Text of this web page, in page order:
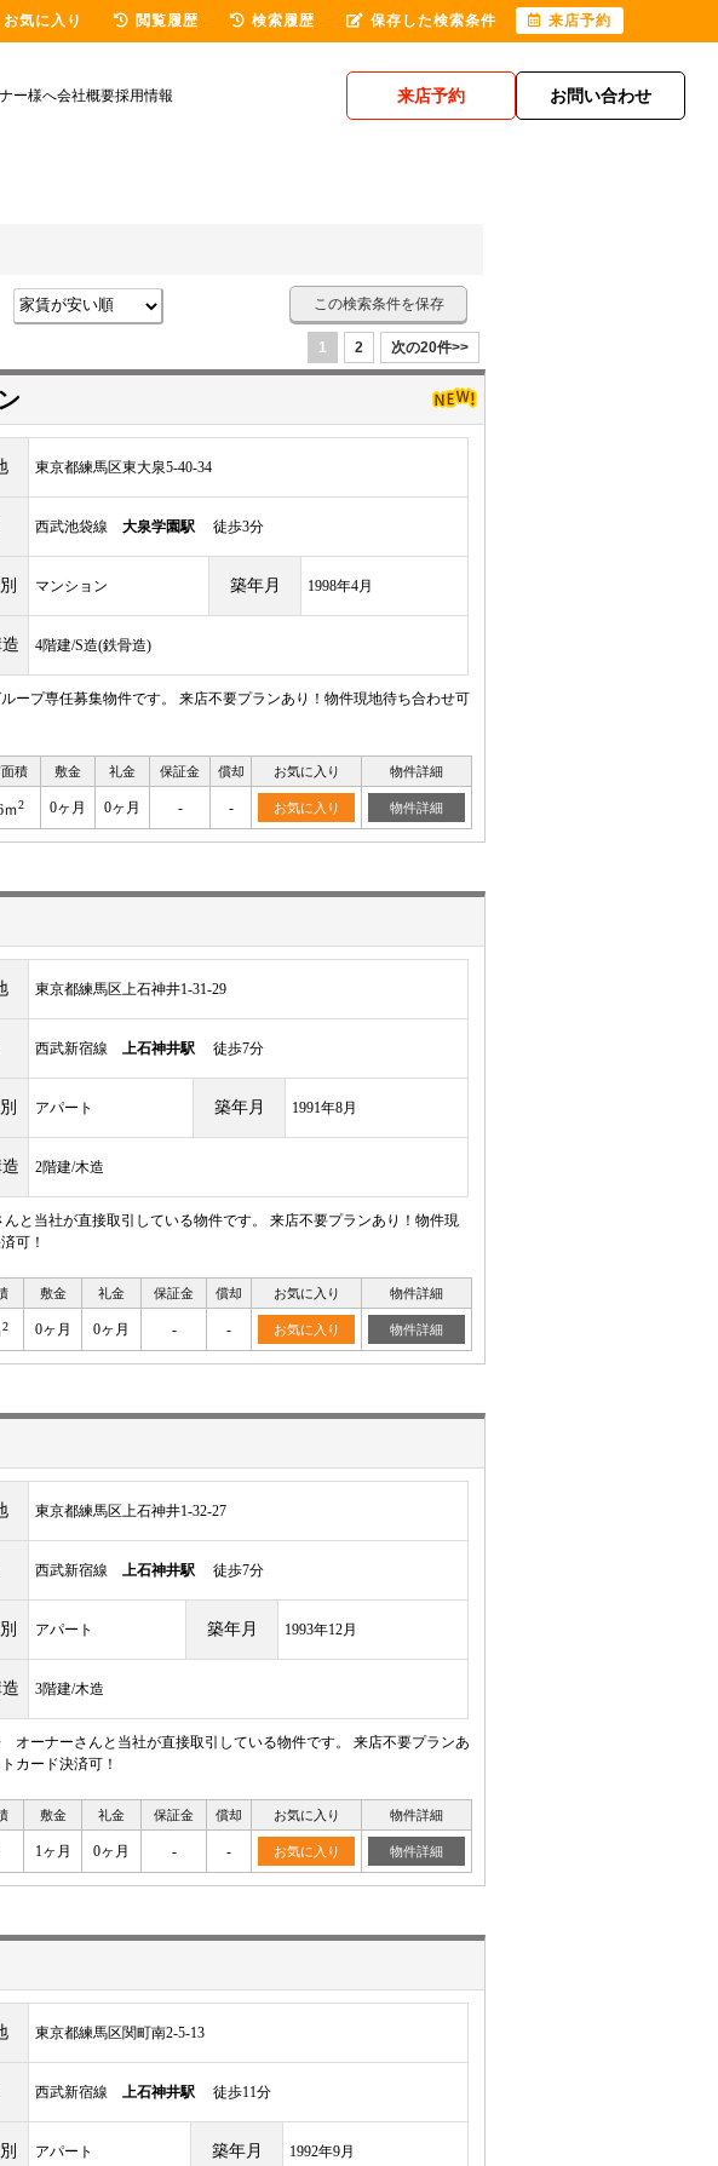
ー様へ会社概要採用情報 来店予約 お問い合わせ
この検索条件を保存
1 2 次の20件>>
東京都練馬区東大泉5-40-34
西武池袋線 大泉学園駅 徒歩3分
マンション 築年月 1998年4月
4階建/S造(鉄骨造)
プ専任募集物件です。 来店不要プランあり！物件現地待ち合わせ可
積 敷金 礼金 保証金 償却 お気に入り 物件詳細
ｍ2 0ヶ月 0ヶ月 - - お気に入り 物件詳細
東京都練馬区上石神井1-31-29
西武新宿線 上石神井駅 徒歩7分
アパート 築年月 1991年8月
2階建/木造
と当社が直接取引している物件です。 来店不要プランあり！物件現
可！
敷金 礼金 保証金 償却 お気に入り 物件詳細
2 0ヶ月 0ヶ月 - - お気に入り 物件詳細
東京都練馬区上石神井1-32-27
西武新宿線 上石神井駅 徒歩7分
アパート 築年月 1993年12月
3階建/木造
ーナーさんと当社が直接取引している物件です。 来店不要プランあ
カード決済可！
敷金 礼金 保証金 償却 お気に入り 物件詳細
1ヶ月 0ヶ月 - - お気に入り 物件詳細
東京都練馬区関町南2-5-13
西武新宿線 上石神井駅 徒歩11分
アパート 築年月 1992年9月
お気に入り 閲覧履歴 検索履歴 保存した検索条件 来店予約